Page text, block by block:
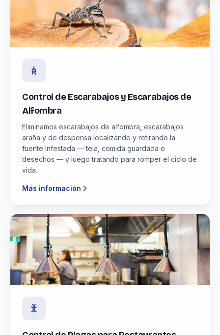
Control de Escarabajos y Escarabajos de
Alfombra
Eliminamos escarabajos de alfombra, escarabajos
araña y de despensa localizando y retirando la
fuente infestada — tela, comida guardada o
desechos — y luego tratando para romper el ciclo de
vida.
Más información